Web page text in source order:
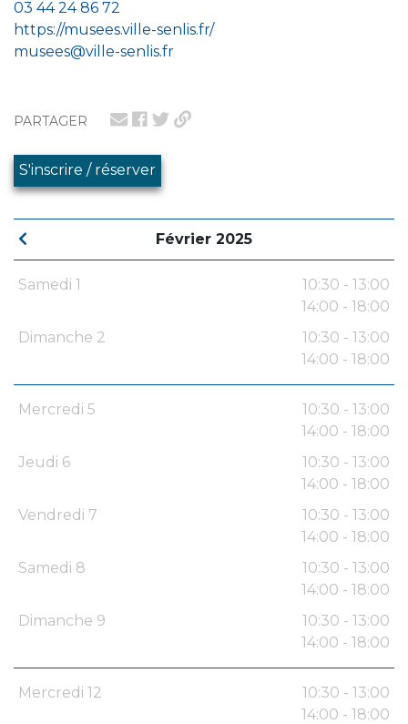
PARTAGER
S'inscrire / réserver
Février 2025
Samedi 1
10:30 - 13:00
14:00 - 18:00
Dimanche 2
10:30 - 13:00
14:00 - 18:00
Mercredi 5
10:30 - 13:00
14:00 - 18:00
Jeudi 6
10:30 - 13:00
14:00 - 18:00
Vendredi 7
10:30 - 13:00
14:00 - 18:00
Samedi 8
10:30 - 13:00
14:00 - 18:00
Dimanche 9
10:30 - 13:00
14:00 - 18:00
Mercredi 12
10:30 - 13:00
14:00 - 18:00
03 44 24 86 72
https://musees.ville-senlis.fr/
musees@ville-senlis.fr